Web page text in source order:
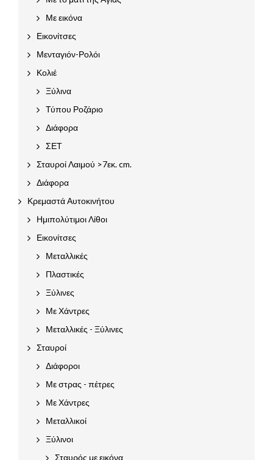
Με εικόνα
Εικονίτσες
Μενταγιόν-Ρολόι
Κολιέ
Ξύλινα
Τύπου Ροζάριο
Διάφορα
ΣΕΤ
Σταυροί Λαιμού >7εκ. cm.
Διάφορα
Κρεμαστά Αυτοκινήτου
Ημιπολύτιμοι Λίθοι
Εικονίτσες
Μεταλλικές
Πλαστικές
Ξύλινες
Με Χάντρες
Μεταλλικές - Ξύλινες
Σταυροί
Διάφοροι
Με στρας - πέτρες
Με Χάντρες
Μεταλλικοί
Ξύλινοι
Σταυρός με εικόνα